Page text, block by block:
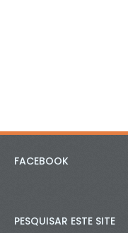
FACEBOOK
PESQUISAR ESTE SITE